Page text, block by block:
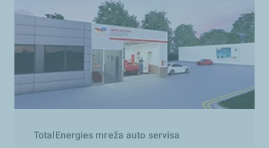
TotalEnergies mreža auto servisa